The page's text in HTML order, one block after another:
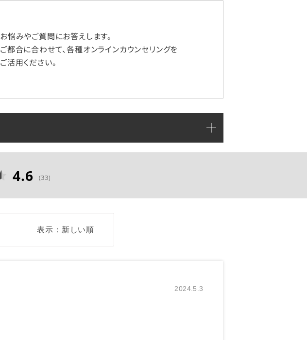
お悩みやご質問にお答えします。
ご都合に合わせて、各種オンラインカウンセリングを
ご活用ください。
4.6 (33)
表示：新しい順
2024.5.3